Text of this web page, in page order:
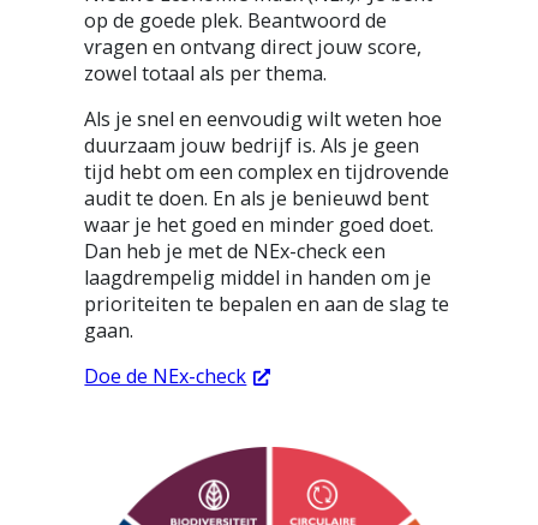
op de goede plek. Beantwoord de
vragen en ontvang direct jouw score,
zowel totaal als per thema.
Als je snel en eenvoudig wilt weten hoe
duurzaam jouw bedrijf is. Als je geen
tijd hebt om een complex en tijdrovende
audit te doen. En als je benieuwd bent
waar je het goed en minder goed doet.
Dan heb je met de NEx-check een
laagdrempelig middel in handen om je
prioriteiten te bepalen en aan de slag te
gaan.
Doe de NEx-check